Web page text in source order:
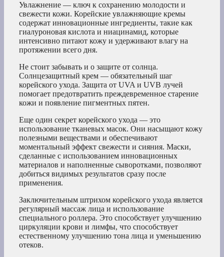
Увлажнение — ключ к сохранению молодости и
свежести кожи. Корейские увлажняющие кремы
содержат инновационные ингредиенты, такие как
гиалуроновая кислота и ниацинамид, которые
интенсивно питают кожу и удерживают влагу на
протяжении всего дня.
Не стоит забывать и о защите от солнца.
Солнцезащитный крем — обязательный шаг
корейского ухода. Защита от UVA и UVB лучей
помогает предотвратить преждевременное старение
кожи и появление пигментных пятен.
Еще один секрет корейского ухода — это
использование тканевых масок. Они насыщают кожу
полезными веществами и обеспечивают
моментальный эффект свежести и сияния. Маски,
сделанные с использованием инновационных
материалов и наполненные сыворотками, позволяют
добиться видимых результатов сразу после
применения.
Заключительным штрихом корейского ухода является
регулярный массаж лица и использование
специального роллера. Это способствует улучшению
циркуляции крови и лимфы, что способствует
естественному улучшению тона лица и уменьшению
отеков.